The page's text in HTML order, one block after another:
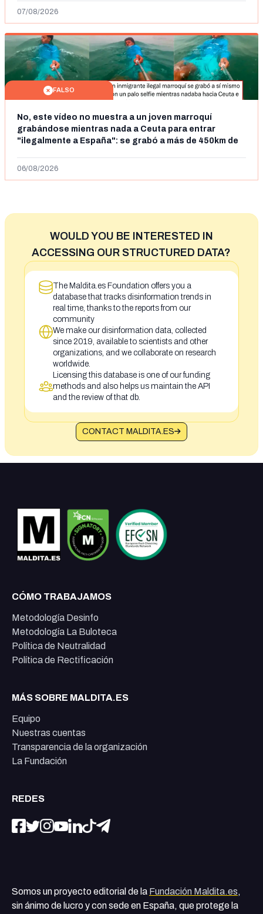
07/08/2026
FALSO
No, este vídeo no muestra a un joven marroquí
grabándose mientras nada a Ceuta para entrar
"ilegalmente a España": se grabó a más de 450km de
06/08/2026
WOULD YOU BE INTERESTED IN
ACCESSING OUR STRUCTURED DATA?
The Maldita.es Foundation offers you a
database that tracks disinformation trends in
real time, thanks to the reports from our
community
We make our disinformation data, collected
since 2019, available to scientists and other
organizations, and we collaborate on research
worldwide.
Licensing this database is one of our funding
methods and also helps us maintain the API
and the review of that db.
CONTACT MALDITA.ES
CÓMO TRABAJAMOS
Metodología Desinfo
Metodología La Buloteca
Política de Neutralidad
Política de Rectificación
MÁS SOBRE MALDITA.ES
Equipo
Nuestras cuentas
Transparencia de la organización
La Fundación
REDES
Somos un proyecto editorial de la Fundación Maldita.es,
sin ánimo de lucro y con sede en España, que protege la